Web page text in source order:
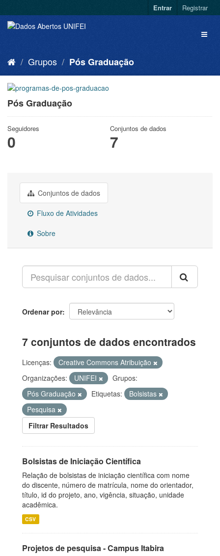
Entrar Registrar
Grupos Pós Graduação
Pós Graduação
Seguidores
0
Conjuntos de dados
7
Conjuntos de dados
Fluxo de Atividades
Sobre
Ordenar por
7 conjuntos de dados encontrados
Licenças:
Creative Commons Atribuição
Organizações:
UNIFEI
Grupos:
Pós Graduação
Etiquetas:
Bolsistas
Pesquisa
Filtrar Resultados
Bolsistas de Iniciação Científica
Relação de bolsistas de iniciação científica com nome
do discente, número de matrícula, nome do orientador,
título, id do projeto, ano, vigência, situação, unidade
acadêmica.
CSV
Projetos de pesquisa - Campus Itabira